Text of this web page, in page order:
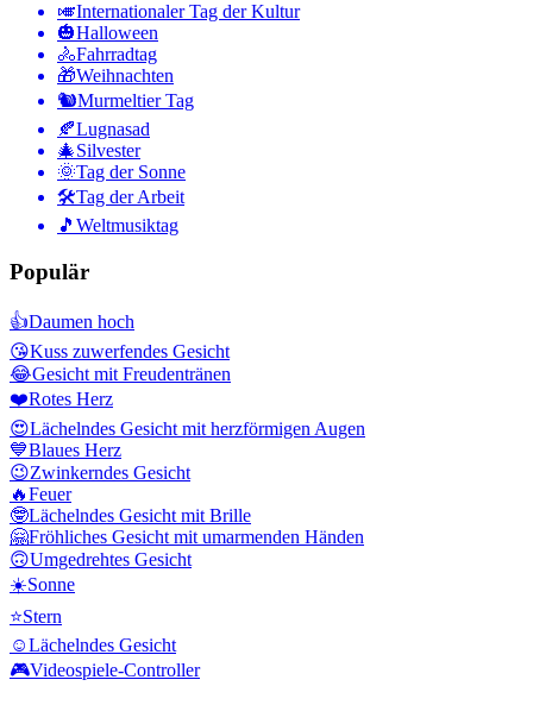
🎺Internationaler Tag der Kultur
🎃Halloween
🚴Fahrradtag
🎁Weihnachten
🐿Murmeltier Tag
🍂Lugnasad
🎄Silvester
🌞Tag der Sonne
🛠Tag der Arbeit
🎵 Weltmusiktag
Populär
👍Daumen hoch
😘Kuss zuwerfendes Gesicht
😂Gesicht mit Freudentränen
❤️Rotes Herz
😍Lächelndes Gesicht mit herzförmigen Augen
💙Blaues Herz
😉Zwinkerndes Gesicht
🔥Feuer
🤓Lächelndes Gesicht mit Brille
🤗Fröhliches Gesicht mit umarmenden Händen
🙃Umgedrehtes Gesicht
☀️Sonne
⭐Stern
☺️Lächelndes Gesicht
🎮Videospiele-Controller